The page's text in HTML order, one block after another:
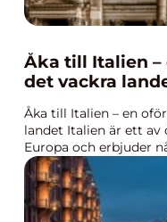
Åka till Italien
det vackra
Åka till Italien – en
landet Italien är ett av
Europa och erbjuder